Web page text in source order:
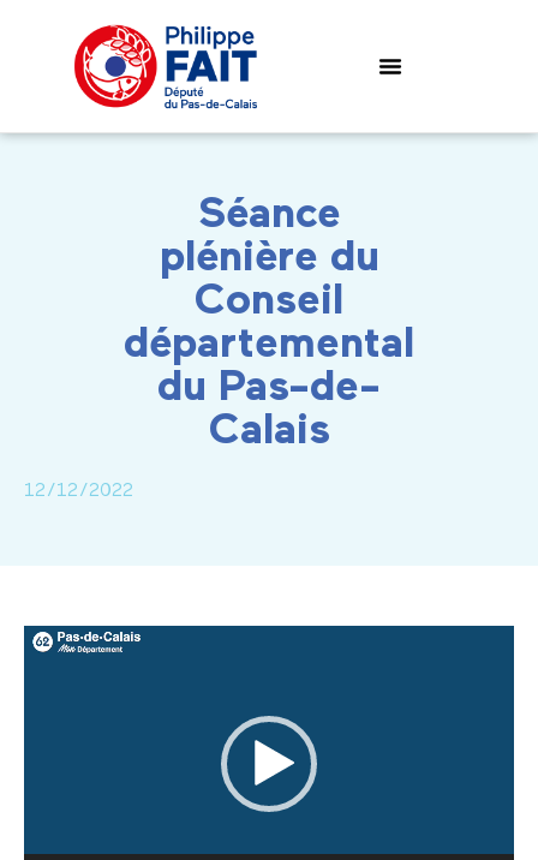
Séance
plénière du
Conseil
départemental
du Pas-de-
Calais
12/12/2022
Lecteur